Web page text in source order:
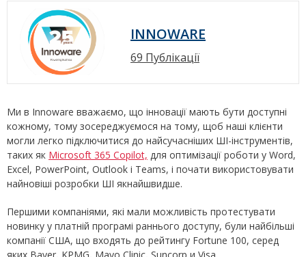
INNOWARE
69 Публікації
Ми в Innoware вважаємо, що інновації мають бути доступні
кожному, тому зосереджуємося на тому, щоб наші клієнти
могли легко підключитися до найсучасніших ШІ-інструментів,
таких як Microsoft 365 Copilot, для оптимізації роботи у Word,
Excel, PowerPoint, Outlook і Teams, і почати використовувати
найновіші розробки ШІ якнайшвидше.
Першими компаніями, які мали можливість протестувати
новинку у платній програмі раннього доступу, були найбільші
компанії США, що входять до рейтингу Fortune 100, серед